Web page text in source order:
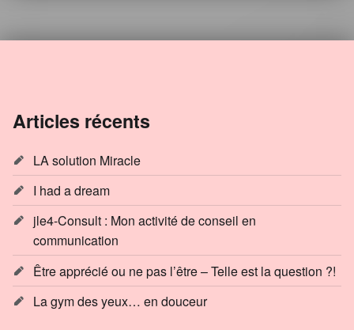
Articles récents
LA solution Miracle
I had a dream
jle4-Consult : Mon activité de conseil en
communication
Être apprécié ou ne pas l’être – Telle est la question ?!
La gym des yeux… en douceur